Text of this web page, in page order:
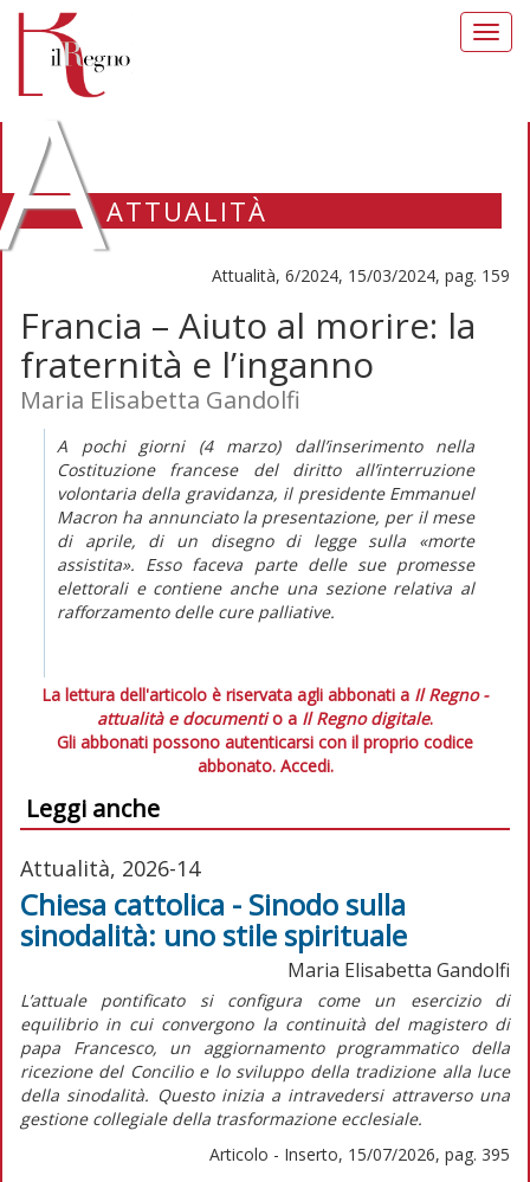
ATTUALITÀ
Attualità, 6/2024, 15/03/2024, pag. 159
Francia – Aiuto al morire: la
fraternità e l’inganno
Maria Elisabetta Gandolfi
A pochi giorni (4 marzo) dall’inserimento nella
Costituzione francese del diritto all’interruzione
volontaria della gravidanza, il presidente Emmanuel
Macron ha annunciato la presentazione, per il mese
di aprile, di un disegno di legge sulla «morte
assistita». Esso faceva parte delle sue promesse
elettorali e contiene anche una sezione relativa al
rafforzamento delle cure palliative.
La lettura dell'articolo è riservata agli abbonati a Il Regno -
attualità e documentio a Il Regno digitale.
Gli abbonati possono autenticarsi con il proprio codice
abbonato. Accedi.
Leggi anche
Attualità, 2026-14
Chiesa cattolica - Sinodo sulla
sinodalità: uno stile spirituale
Maria Elisabetta Gandolfi
L’attuale pontificato si configura come un esercizio di
equilibrio in cui convergono la continuità del magistero di
papa Francesco, un aggiornamento programmatico della
ricezione del Concilio e lo sviluppo della tradizione alla luce
della sinodalità. Questo inizia a intravedersi attraverso una
gestione collegiale della trasformazione ecclesiale.
Articolo - Inserto, 15/07/2026, pag. 395